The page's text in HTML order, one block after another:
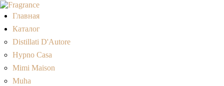
Главная
Каталог
Distillati D'Autore
Hypno Casa
Mimi Maison
Muha